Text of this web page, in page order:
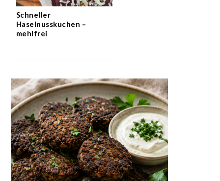
Schneller
Haselnusskuchen –
mehlfrei